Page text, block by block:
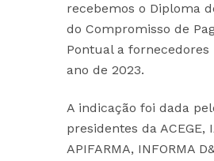
recebemos o Diploma
do Compromisso de
Pontual a fornecedores
ano de 2023.
A indicação foi dada
presidentes da ACEGE,
APIFARMA, INFORMA